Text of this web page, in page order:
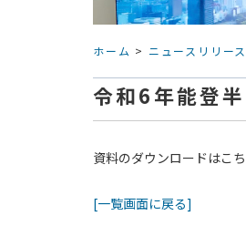
ホーム > ニュースリリース
令和6年能登
資料のダウンロードはこ
[一覧画面に戻る]